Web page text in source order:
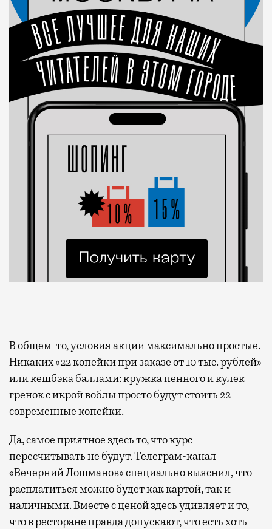
В общем-то, условия акции максимально простые.
Никаких «22 копейки при заказе от 10 тыс. рублей»
или кешбэка баллами: кружка пенного и кулек
гренок с икрой воблы просто будут стоить 22
современные копейки.
Да, самое приятное здесь то, что курс
пересчитывать не будут. Телеграм-канал
«Вечерний Лошманов» специально выяснил, что
расплатиться можно будет как картой, так и
наличными. Вместе с ценой здесь удивляет и то,
что в ресторане правда допускают, что есть хоть